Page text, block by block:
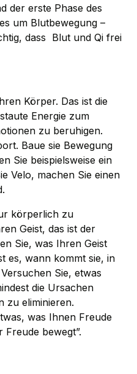
der erste Phase des
um Blutbewegung –
dass Blut undQi frei
Körper. Das ist die
Energie zum
zu beruhigen.
Baue sie Bewegung
Sie beispielsweise ein
Velo, machen Sie einen
körperlich zu
Geist, das ist der
Sie, was Ihren Geist
es, wann kommt sie, in
Sie, etwas
die Ursachen
zu eliminieren.
was Ihnen Freude
bewegt”.